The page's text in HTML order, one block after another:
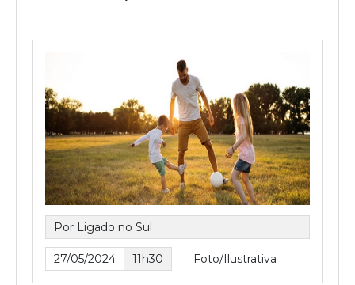
Por Ligado no Sul
27/05/2024 11h30 Foto/Ilustrativa